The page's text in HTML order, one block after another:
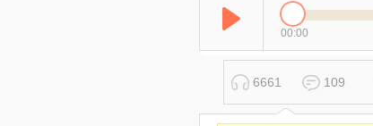
00:00
6661 109